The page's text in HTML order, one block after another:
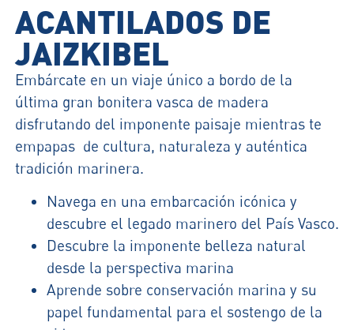
ACANTILADOS DE
JAIZKIBEL
Embárcate en un viaje único a bordo de la
última gran bonitera vasca de madera
disfrutando del imponente paisaje mientras te
empapas de cultura, naturaleza y auténtica
tradición marinera.
Navega en una embarcación icónica y
descubre el legado marinero del País Vasco.
Descubre la imponente belleza natural
desde la perspectiva marina
Aprende sobre conservación marina y su
papel fundamental para el sostengo de la